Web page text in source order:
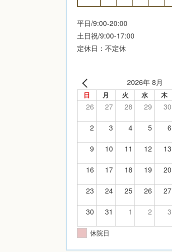
平日/9:00-20:00
土日祝/9:00-17:00
定休日：不定休
2026年 8月
日 月 火 水 木
26 27 28 29 30
2 3 4 5 6
9 10 11 12 13
16 17 18 19 20
23 24 25 26 27
30 31 1 2 3
休院日